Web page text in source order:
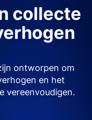
collecte
ontworpen om
en het
vereenvoudigen.